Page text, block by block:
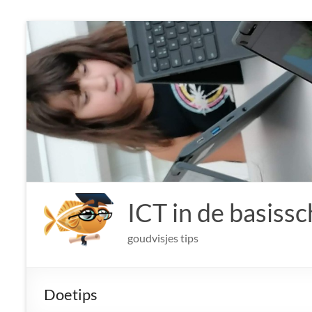
Ga
naar
de
inhoud
ICT in de
goudvisjes tips
Doetips